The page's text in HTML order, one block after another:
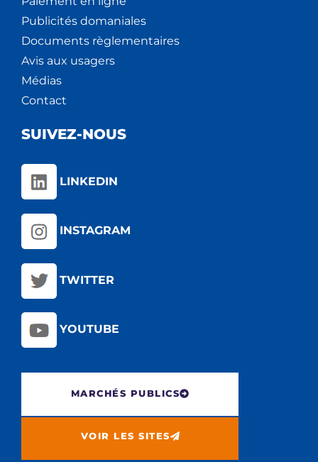
Publicités domaniales
Documents règlementaires
Avis aux usagers
Médias
Contact
SUIVEZ-NOUS
LINKEDIN
INSTAGRAM
TWITTER
YOUTUBE
MARCHÉS PUBLICS
VOIR LES SITES